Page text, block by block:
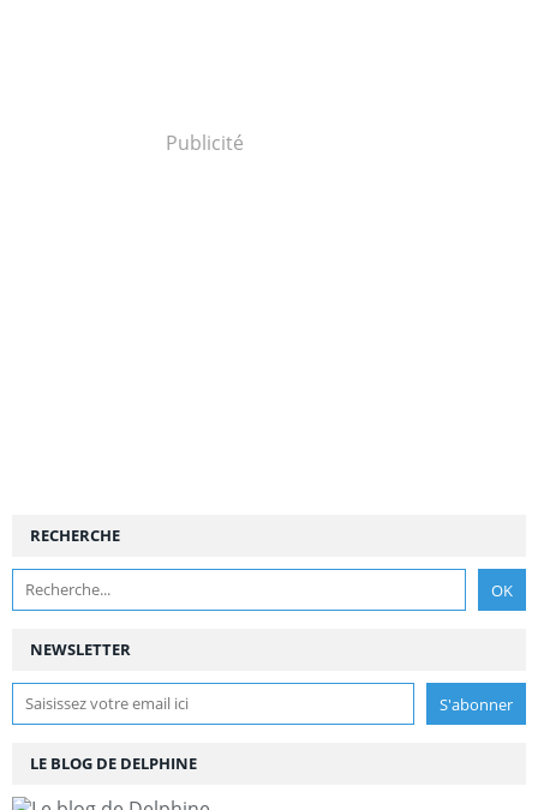
Publicité
NEWSLETTER
RECHERCHE
LE BLOG DE DELPHINE